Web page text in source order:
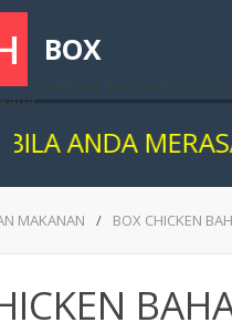
BOX
MERASA
MAKANAN / BOX CHICKEN